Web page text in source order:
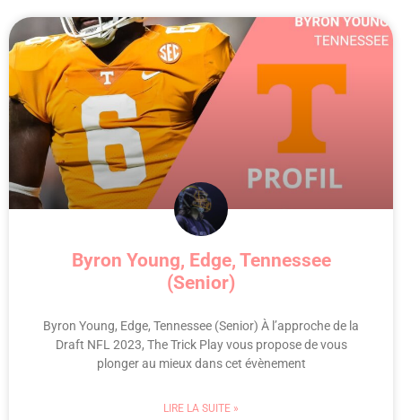
Byron Young, Edge, Tennessee
(Senior)
Byron Young, Edge, Tennessee (Senior) À l’approche de la
Draft NFL 2023, The Trick Play vous propose de vous
plonger au mieux dans cet évènement
LIRE LA SUITE »